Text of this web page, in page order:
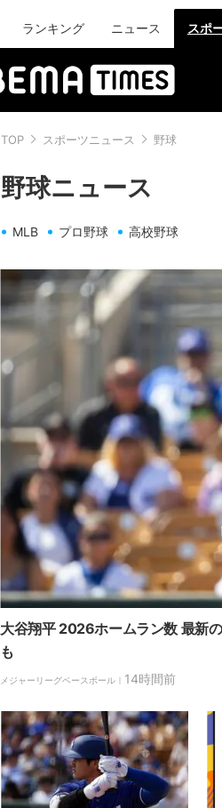
ランキング ニュース スポ
TOP スポーツニュース 野球
野球ニュース
MLB プロ野球 高校野球
大谷翔平 2026ホームラン数 最新
も
メジャーリーグベースボール｜ 14時間前